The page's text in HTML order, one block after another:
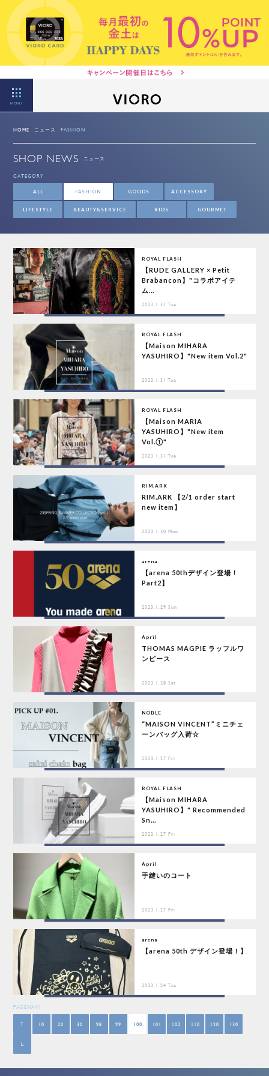
MENU
HOME ニュース FASHION
SHOP NEWS ニュース
CATEGORY
ALL FASHION GOODS ACCESSORY
LIFESTYLE BEAUTY&SERVICE KIDS GOURMET
ROYAL FLASH
【RUDE GALLERY × Petit
Brabancon】"コラボアイテ
ム...
2023.1.31 Tue
ROYAL FLASH
【Maison MIHARA
YASUHIRO】"New item Vol.2"
2023.1.31 Tue
ROYAL FLASH
【Maison MARIA
YASUHIRO】"New item
Vol.①"
2023.1.31 Tue
RIM.ARK
RIM.ARK 【2/1 order start
new item】
2023.1.30 Mon
arena
【arena 50thデザイン登場！
Part2】
2023.1.29 Sun
April
THOMAS MAGPIE ラッフルワ
ンピース
2023.1.28 Sat
NOBLE
“MAISON VINCENT”ミニチェ
ーンバッグ入荷☆
2023.1.27 Fri
ROYAL FLASH
【Maison MIHARA
YASUHIRO】" Recommended
Sn...
2023.1.27 Fri
April
手縫いのコート
2023.1.27 Fri
arena
【arena 50th デザイン登場！】
2023.1.24 Tue
PAGENAVI
T 10 20 30 98 99 100 101 102 110 120 130
L